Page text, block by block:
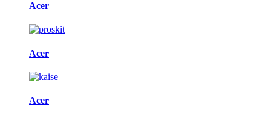
Acer
Acer
Acer